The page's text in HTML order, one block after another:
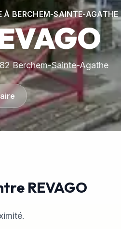
À BERCHEM-SAINTE-AGATHE
Berchem-Sainte-Agathe
REVAGO